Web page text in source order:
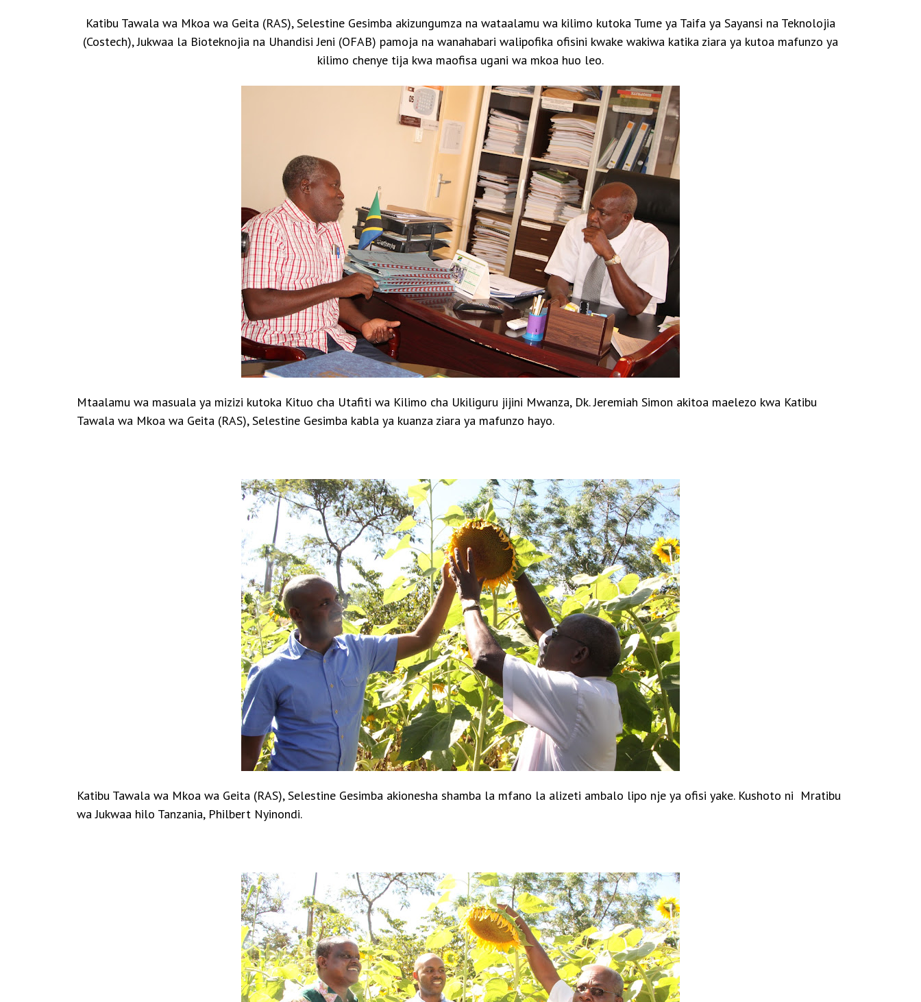
Katibu Tawala wa Mkoa wa Geita (RAS), Selestine Gesimba akizungumza na wataalamu wa kilimo kutoka Tume ya Taifa ya Sayansi na Teknolojia
(Costech), Jukwaa la Bioteknojia na Uhandisi Jeni (OFAB) pamoja na wanahabari walipofika ofisini kwake wakiwa katika ziara ya kutoa mafunzo ya
kilimo chenye tija kwa maofisa ugani wa mkoa huo leo.
Mtaalamu wa masuala ya mizizi kutoka Kituo cha Utafiti wa Kilimo cha Ukiliguru jijini Mwanza, Dk. Jeremiah Simon akitoa maelezo kwa Katibu
Tawala wa Mkoa wa Geita (RAS), Selestine Gesimba kabla ya kuanza ziara ya mafunzo hayo.
Katibu Tawala wa Mkoa wa Geita (RAS), Selestine Gesimba akionesha shamba la mfano la alizeti ambalo lipo nje ya ofisi yake. Kushoto ni Mratibu
wa Jukwaa hilo Tanzania, Philbert Nyinondi.